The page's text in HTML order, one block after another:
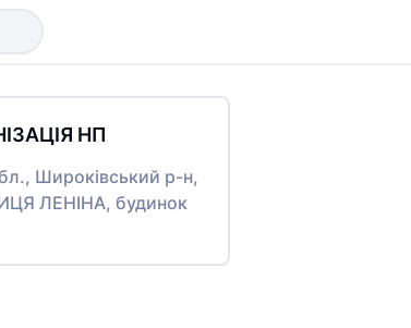
НП
Широківський р-н,
ЛЕНІНА, будинок